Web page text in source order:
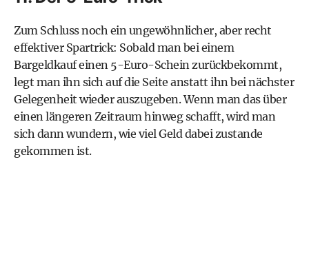
Zum Schluss noch ein ungewöhnlicher, aber recht
effektiver Spartrick: Sobald man bei einem
Bargeldkauf einen 5-Euro-Schein zurückbekommt,
legt man ihn sich auf die Seite anstatt ihn bei nächster
Gelegenheit wieder auszugeben. Wenn man das über
einen längeren Zeitraum hinweg schafft, wird man
sich dann wundern, wie viel Geld dabei zustande
gekommen ist.